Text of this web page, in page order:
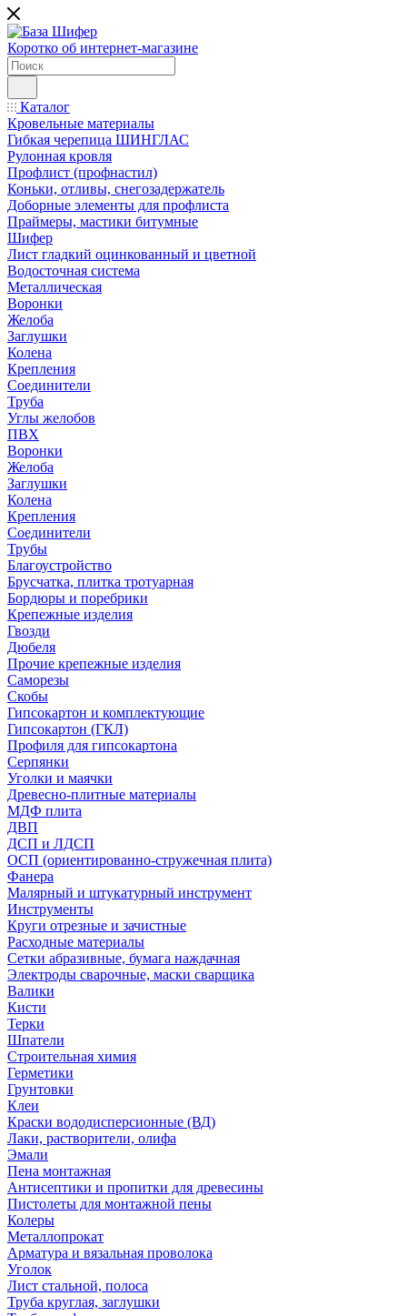
Коротко об интернет-магазине
Каталог
Кровельные материалы
Гибкая черепица ШИНГЛАС
Рулонная кровля
Профлист (профнастил)
Коньки, отливы, снегозадержатель
Доборные элементы для профлиста
Праймеры, мастики битумные
Шифер
Лист гладкий оцинкованный и цветной
Водосточная система
Металлическая
Воронки
Желоба
Заглушки
Колена
Крепления
Соединители
Труба
Углы желобов
ПВХ
Воронки
Желоба
Заглушки
Колена
Крепления
Соединители
Трубы
Благоустройство
Брусчатка, плитка тротуарная
Бордюры и поребрики
Крепежные изделия
Гвозди
Дюбеля
Прочие крепежные изделия
Саморезы
Скобы
Гипсокартон и комплектующие
Гипсокартон (ГКЛ)
Профиля для гипсокартона
Серпянки
Уголки и маячки
Древесно-плитные материалы
МДФ плита
ДВП
ДСП и ЛДСП
ОСП (ориентированно-стружечная плита)
Фанера
Малярный и штукатурный инструмент
Инструменты
Круги отрезные и зачистные
Расходные материалы
Сетки абразивные, бумага наждачная
Электроды сварочные, маски сварщика
Валики
Кисти
Терки
Шпатели
Строительная химия
Герметики
Грунтовки
Клеи
Краски вододисперсионные (ВД)
Лаки, растворители, олифа
Эмали
Пена монтажная
Антисептики и пропитки для древесины
Пистолеты для монтажной пены
Колеры
Металлопрокат
Арматура и вязальная проволока
Уголок
Лист стальной, полоса
Труба круглая, заглушки